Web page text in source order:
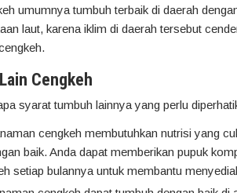
umumnya tumbuh terbaik di daerah
laut, karena iklim di daerah tersebut
Cengkeh
syarat tumbuh lainnya yang perlu
cengkeh membutuhkan nutrisi yang
baik. Anda dapat memberikan pupuk
setiap bulannya untuk membantu